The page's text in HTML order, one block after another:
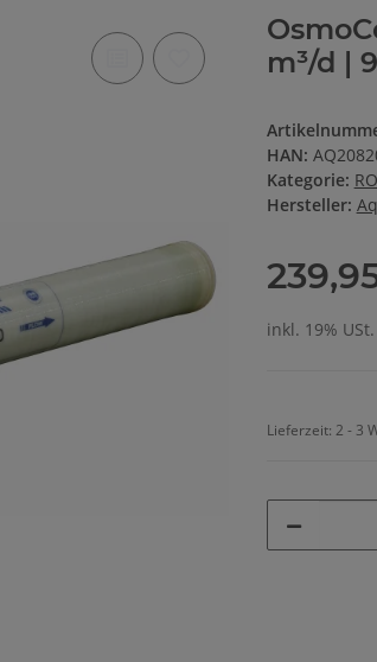
m³/d |
HAN:
Kategorie:
Hersteller:
inkl. 19%
Lieferzeit: 2 - 3